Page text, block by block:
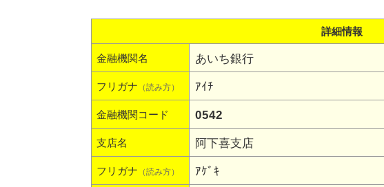
詳細情報
金融機関名 あいち銀行
フリガナ （読み方） ｱｲﾁ
金融機関コード 0542
支店名 阿下喜支店
フリガナ （読み方） ｱｹﾞｷ